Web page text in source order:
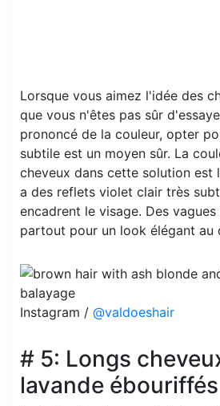
Lorsque vous aimez l'idée des
que vous n'êtes pas sûr
prononcé de la couleur, opter
subtile est un moyen sûr. La
cheveux dans cette solution est
a des reflets violet clair très
encadrent le visage. Des
partout pour un look élégant au
Instagram / @valdoeshair
# 5: Longs
lavande ébouriffés